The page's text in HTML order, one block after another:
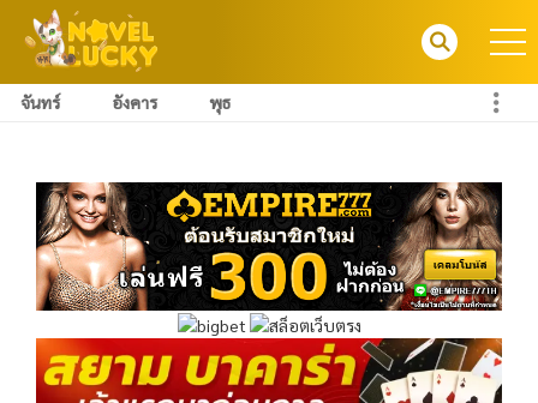
จันทร์ อังคาร พุธ